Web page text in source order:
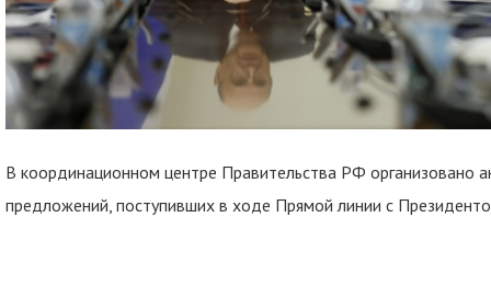
В координационном центре Правительства РФ организовано
предложений, поступивших в ходе Прямой линии с